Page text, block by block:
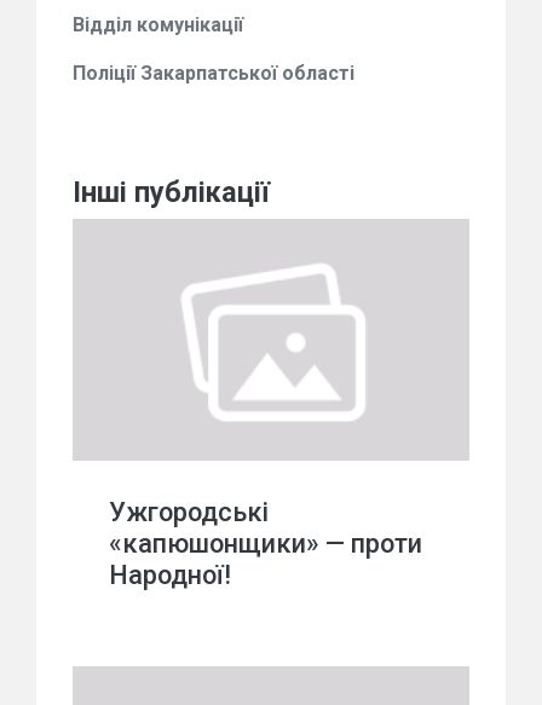
Відділ комунікації
Поліції Закарпатської області
Інші публікації
Ужгородські
«капюшонщики» — проти
Народної!